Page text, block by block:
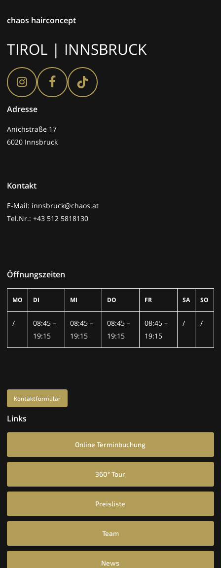
chaos hairconcept
TIROL | INNSBRUCK
Adresse
Anichstraße 17
6020 Innsbruck
Kontakt
E-Mail: innsbruck@chaos.at
Tel.Nr.: +43 512 5818130
Öffnungszeiten
MO DI MI DO FR SA SO
/
08:45 –
19:15
08:45 –
19:15
08:45 –
19:15
08:45 –
19:15
/ /
Kontaktformular
Links
Online Terminbuchung
360° Tour
Preisliste
Team
News